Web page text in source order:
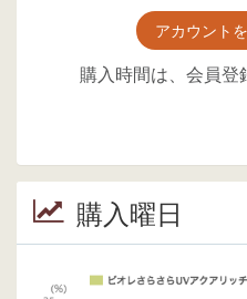
アカウント
購入時間は、会員
購入曜日